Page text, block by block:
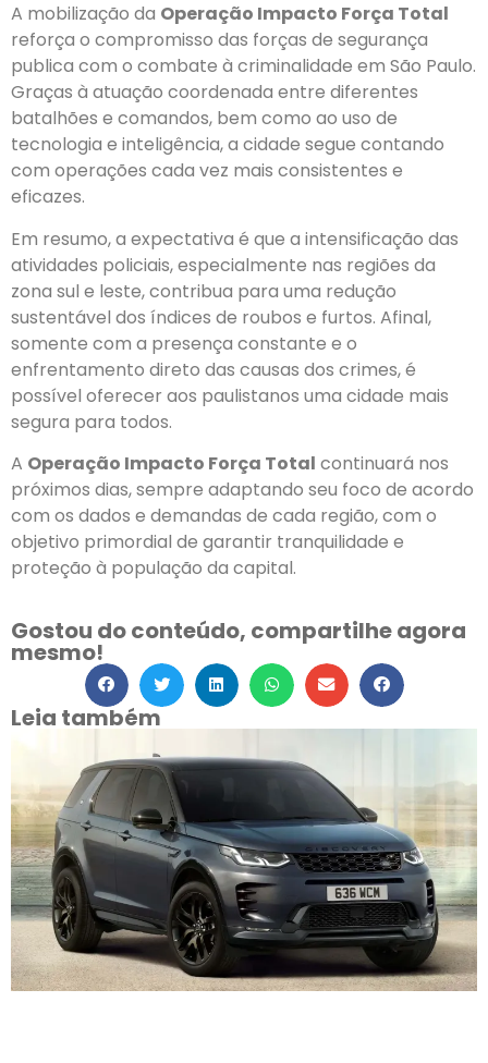
A mobilização da Operação Impacto Força Total
reforça o compromisso das forças de segurança
publica com o combate à criminalidade em São Paulo.
Graças à atuação coordenada entre diferentes
batalhões e comandos, bem como ao uso de
tecnologia e inteligência, a cidade segue contando
com operações cada vez mais consistentes e
eficazes.
Em resumo, a expectativa é que a intensificação das
atividades policiais, especialmente nas regiões da
zona sul e leste, contribua para uma redução
sustentável dos índices de roubos e furtos. Afinal,
somente com a presença constante e o
enfrentamento direto das causas dos crimes, é
possível oferecer aos paulistanos uma cidade mais
segura para todos.
A Operação Impacto Força Total continuará nos
próximos dias, sempre adaptando seu foco de acordo
com os dados e demandas de cada região, com o
objetivo primordial de garantir tranquilidade e
proteção à população da capital.
Gostou do conteúdo, compartilhe agora
mesmo!
Leia também